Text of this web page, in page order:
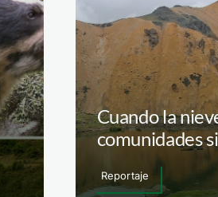
Cuando la
comunidades
Reportaje